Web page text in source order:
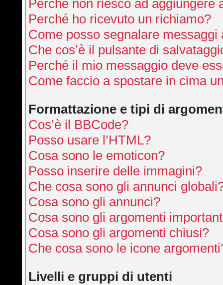
Perché non riesco ad aggiungere
Perché ho ricevuto un richiamo?
Come posso segnalare messaggi
Che cos’è il pulsante di
Perché il mio messaggio deve
Come faccio a spostare in cima
Formattazione e tipi di
Cos’è il BBCode?
Posso usare l’HTML?
Cosa sono le emoticon?
Posso inserire delle immagini?
Che cosa sono gli annunci
Cosa sono gli annunci?
Cosa sono gli argomenti
Cosa sono gli argomenti chiusi?
Che cosa sono le icone
Livelli e gruppi di utenti